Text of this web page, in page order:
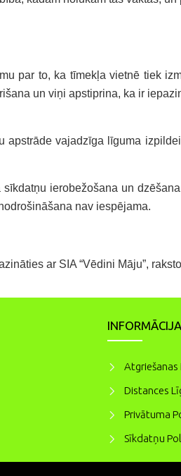
par to, ka tīmekļa vietnē tiek
un viņi apstiprina, ka ir
vajadzīga līguma
ierobežošana un
nav iespējama.
ar SIA “Vēdini Māju”,
INFORMĀCIJA
Distances
Privātuma
Sīkdatņu